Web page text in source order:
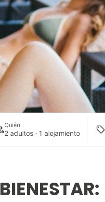
Quién
2 adultos · 1 alojamiento